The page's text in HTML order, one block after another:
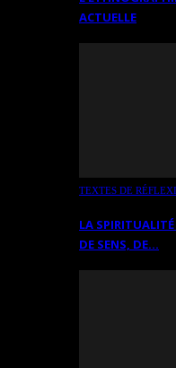
ACTUELLE
TEXTES DE
LA
DE SENS, DE…